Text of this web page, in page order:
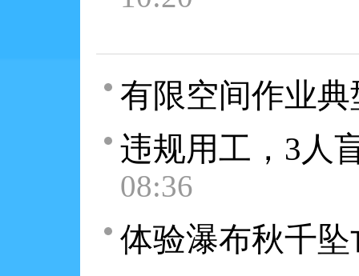
有限空间作业
违规用工，3人
08:36
体验瀑布秋千